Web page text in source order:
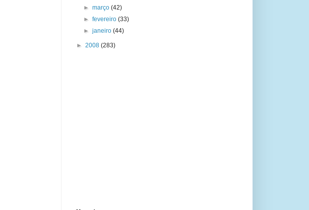
►março(42)
►fevereiro(33)
►janeiro(44)
► 2008 (283)